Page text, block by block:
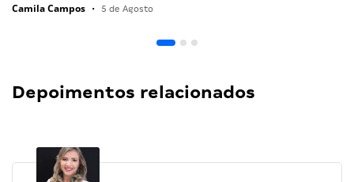
Camila Campos • 5 de Agosto
Depoimentos relacionados